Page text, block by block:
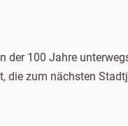
der 100 Jahre
die zum nächsten